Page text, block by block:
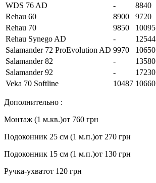
WDS 76 AD
-
8840
Rehau 60
8900
9720
Rehau 70
9850
10095
Rehau Synego AD
-
12544
Salamander 72 ProEvolution AD 9970
10650
Salamander 82
-
13580
Salamander 92
-
17230
Veka 70 Softline
10487 10660
Дополнительно :
Монтаж (1 м.кв.)от 760 грн
Подоконник 25 см (1 м.п.)от 270 грн
Подоконник 15 см (1 м.п.)от 130 грн
Ручка-ухватот 120 грн